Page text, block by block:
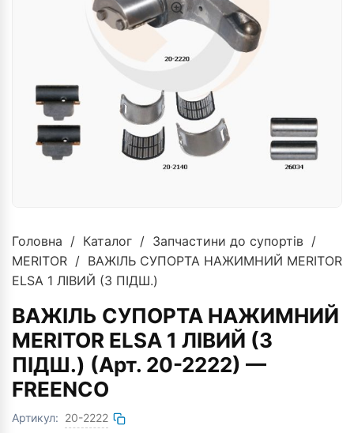
Головна / Каталог / Запчастини до супортів /
MERITOR / ВАЖІЛЬ СУПОРТА НАЖИМНИЙ MERITOR
ELSA 1 ЛІВИЙ (З ПІДШ.)
ВАЖІЛЬ СУПОРТА НАЖИМНИЙ
MERITOR ELSA 1 ЛІВИЙ (З
ПІДШ.) (Арт. 20-2222) —
FREENCO
Артикул: 20-2222